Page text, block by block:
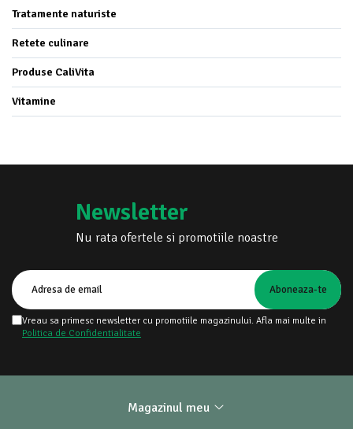
Tratamente naturiste
Retete culinare
Produse CaliVita
Vitamine
Newsletter
Nu rata ofertele si promotiile noastre
Vreau sa primesc newsletter cu promotiile magazinului. Afla mai multe in
Politica de Confidentialitate
Magazinul meu